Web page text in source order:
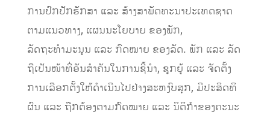
ການປົກປັກຮັກສາ ແລະ ສ້າງສາພັດທະນາປະເທດຊາດ
ຕາມແນວທາງ, ແຜນນະໂຍບາຍ ຂອງພັກ,
ລັດຖະທຳມະນູນ ແລະ ກົດໝາຍ ຂອງລັດ. ພັກ ແລະ ລັດ
ຖືເປັນໜ້າທີ່ອັນສຳຄັນໃນການຊີ້ນຳ, ຊຸກຍູ້ ແລະ ຈັດຕັ້ງ
ການເລືອກຕັ້ງໃຫ້ດຳເນີນໄປຢ່າງສະຫງົບສຸກ, ມີປະສິດທິ
ຜົນ ແລະ ຖືກຕ້ອງຕາມກົດໝາຍ ແລະ ນິຕິກໍາຂອງຄະນະ